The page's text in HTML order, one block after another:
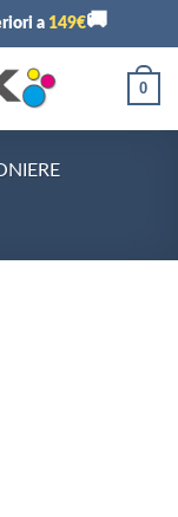
a 149€🚚
0